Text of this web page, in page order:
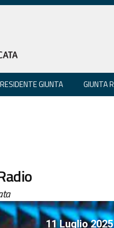
GIUNTA GIUNTA
11 Luglio 2025